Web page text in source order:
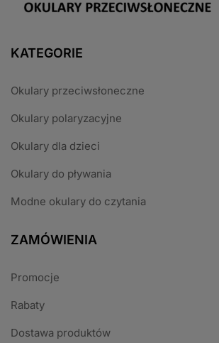
KATEGORIE
Okulary przeciwsłoneczne
Okulary polaryzacyjne
Okulary dla dzieci
Okulary do pływania
Modne okulary do czytania
ZAMÓWIENIA
Promocje
Rabaty
Dostawa produktów